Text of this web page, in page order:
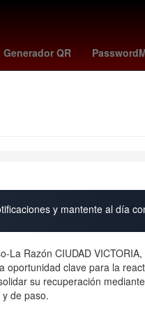
Generador QR
Detroit Pistons Star Wars
y mantente al día
La Razón CIUDAD
oportunidad clave para la
su recuperación
de paso.